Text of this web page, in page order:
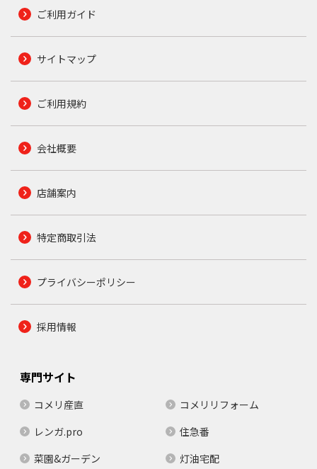
ご利用ガイド
サイトマップ
ご利用規約
会社概要
店舗案内
特定商取引法
プライバシーポリシー
採用情報
専門サイト
コメリ産直
コメリリフォーム
レンガ.pro
住急番
菜園&ガーデン
灯油宅配